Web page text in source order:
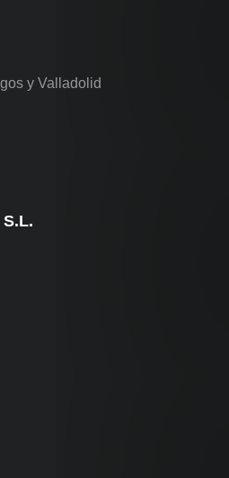
y Valladolid